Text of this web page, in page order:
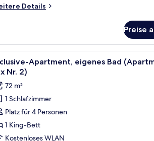
Details
Preise
sind ebenfalls zu sehen. Große Fenster mit
Blick auf eine Kirche mit einem hohen
Ein blaues Sofa,
9
Apartment, eigenes Bad
Nr. 2)
72 m²
1 Schlafzimmer
Platz für 4 Personen
1 King-Bett
Kostenloses WLAN